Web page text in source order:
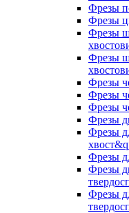
Фрезы
Фрезы
Фрезы
Фрезы
Фрезы
Фрезы
Фрезы
Фрезы
Фрезы
Фрезы
Фрезы
Фрезы